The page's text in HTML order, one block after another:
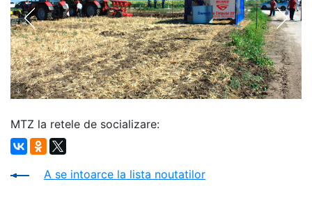
MTZ la retele de socializare:
A se intoarce la lista noutatilor